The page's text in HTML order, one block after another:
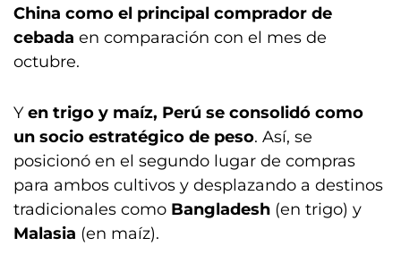
China como el principal comprador de
cebada en comparación con el mes de
octubre.
Yen trigo y maíz, Perú se consolidó como
un socio estratégico de peso. Así, se
posicionó en el segundo lugar de compras
para ambos cultivos y desplazando a destinos
tradicionales como Bangladesh (en trigo) y
Malasia (en maíz).